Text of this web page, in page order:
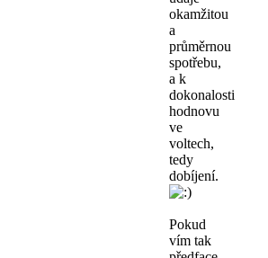
okamžitou
a
průměrnou
spotřebu,
a k
dokonalosti
hodnovu
ve
voltech,
tedy
dobíjení.
Pokud
vím tak